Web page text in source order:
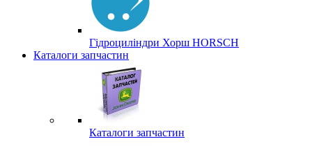
Гідроциліндри Хорш HORSCH
Каталоги запчастин
Каталоги запчастин